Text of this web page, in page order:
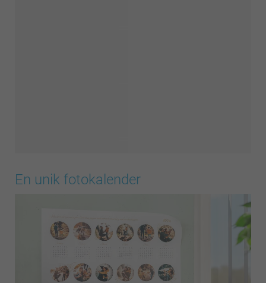
En unik fotokalender